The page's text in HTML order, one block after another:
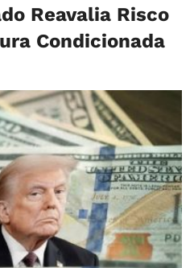
Reavalia Risco
Condicionada